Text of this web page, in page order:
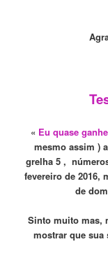
« Eu quase
mesmo assim )
grelha 5 ,
fevereiro de 2016,
de
Sinto muito mas,
mostrar que sua